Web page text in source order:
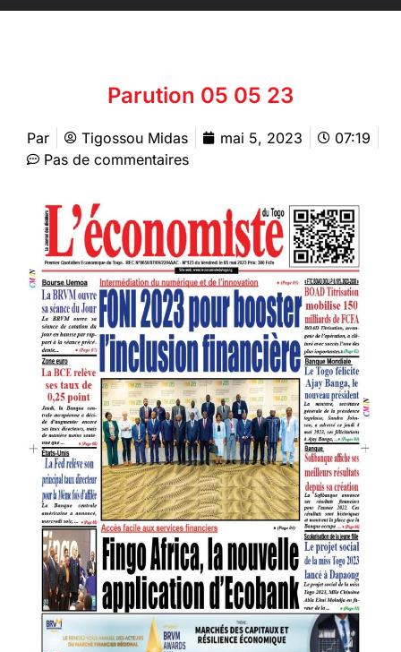
Parution 05 05 23
Par Tigossou Midas mai 5, 2023
07:19
Pas de commentaires